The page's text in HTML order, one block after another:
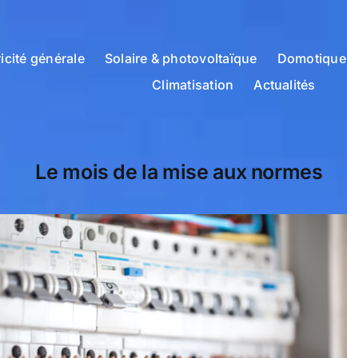
générale Solaire & photovoltaïque Domotique
Climatisation
Actualités
Le mois de la mise aux normes